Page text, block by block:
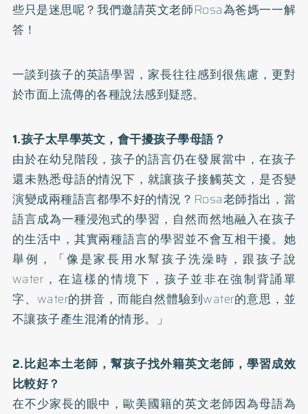
些只是迷思呢？我們邀請英文老師Rosa為爸媽一一解
答！
一談到孩子的英語學習，家長往往感到很焦慮，更對
於市面上流傳的各種說法感到疑惑。
1.孩子太早學英文，會干擾孩子學母語？
由於在幼兒階段，孩子的語言仍在發展當中，在孩子
還未熟悉母語的情況下，就讓孩子接觸英文，是否變
演變成兩種語言都學不好的情況？Rosa老師指出，當
語言成為一種浸泡式的學習，自然而然地融入在孩子
的生活中，其實兩種語言的學習並不會互相干擾。她
舉例，「像是家長用水幫孩子洗澡時，跟孩子說
water，在這樣的情境下，孩子並非在強制背誦單
字、water的拼音，而能自然體驗到water的意思，並
不讓孩子產生混淆的情形。」
2.比起本土老師，幫孩子找外籍英文老師，學習成效
比較好？
在不少家長的眼中，歐美國籍的英文老師因為母語為